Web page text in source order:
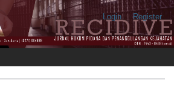
Login Register